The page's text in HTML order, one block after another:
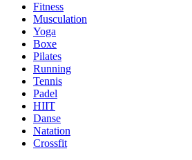
Fitness
Musculation
Yoga
Boxe
Pilates
Running
Tennis
Padel
HIIT
Danse
Natation
Crossfit